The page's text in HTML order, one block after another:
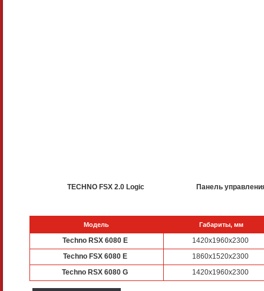
TECHNO FSX 2.0 Logic Панель
Модель Габариты, мм
Techno RSX 6080 E
1420х1960х2300
Techno FSX 6080 E
1860х1520х2300
Techno RSX 6080 G
1420х1960х2300